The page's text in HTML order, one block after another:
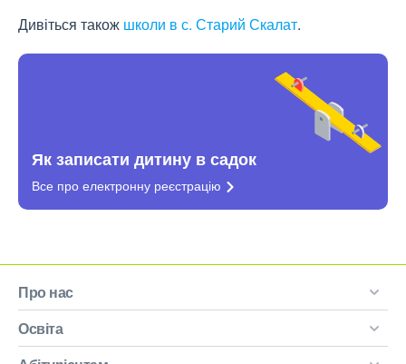
Дивіться також школи в с. Старий Скалат.
Як записати дитину в садок
Все про електронну реєстрацію
Про нас
Освіта